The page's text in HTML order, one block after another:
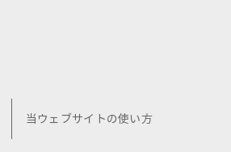
当ウェブサイトの使い方